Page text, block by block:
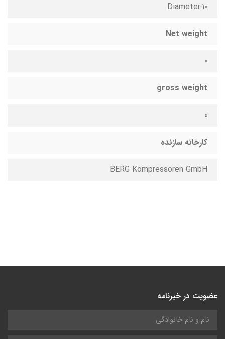
Diameter:10
Net weight
0
gross weight
0
کارخانه سازنده
BERG Kompressoren GmbH
عضویت در خبرنامه